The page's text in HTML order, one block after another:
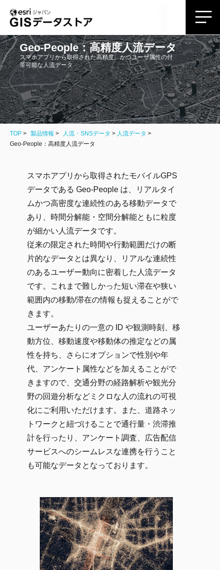
Geo-People：高精度人流データ
スマホアプリから取得された高精度、かつユーザ属性の付
帯可能な人流データ
TOP 製品情報 人流・SNSデータ > 人流データ
Geo-People：高精度人流データ
スマホアプリから取得されたモバイルGPS
データである Geo-People は、リアルタイ
ムかつ高密度な連続性のある移動データで
あり、時間分解能・空間分解能ともに粒度
が細かい人流データです。
従来の限定された時間や行動範囲だけの断
片的なデータとは異なり、リアルな連続性
のあるユーザー動向に密着した人流データ
です。これまで難しかった短い滞在や狭い
範囲内の移動/滞在の情報も捉えることがで
きます。
ユーザーあたりの一意の ID や観測時刻、移
動方位、移動速度や移動体の推定などの属
性を持ち、さらにオプションで性別や年
代、アンケート属性などを加えることがで
きますので、交通分野の経路解析や観光分
野の回遊分析などミクロな人の流れの可視
化にご利用いただけます。また、道路ネッ
トワークと紐づけることで通行量・渋滞推
計を行ったり、アンケート調査、広告配信
サービスへのシームレスな連携を行うこと
も可能なデータとなっております。